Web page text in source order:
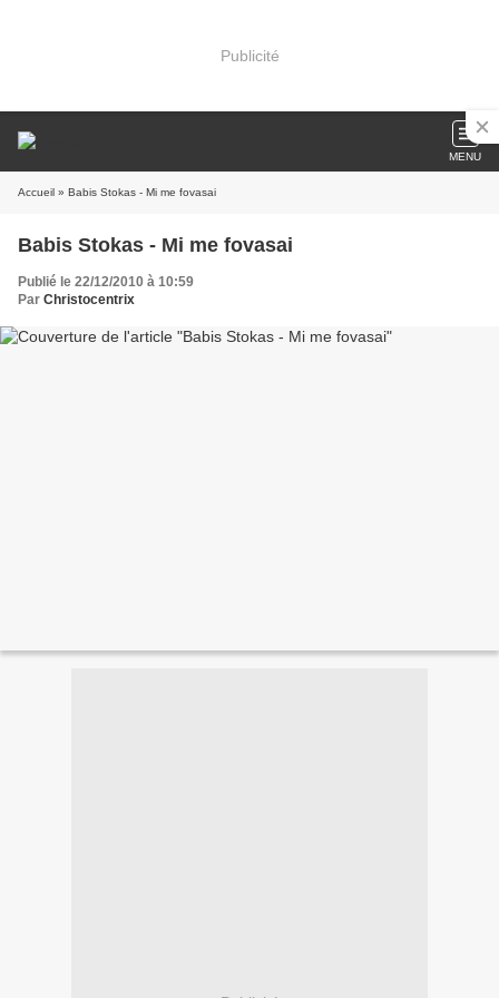
Publicité
MENU
Accueil » Babis Stokas - Mi me fovasai
Babis Stokas - Mi me fovasai
Publié le 22/12/2010 à 10:59
Par Christocentrix